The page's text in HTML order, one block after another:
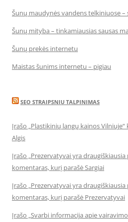
Šunų maudynės vandens telkiniuose
Šunų mityba – tinkamiausias sausas
Šunų prekės internetu
Maistas šunims internetu – pigiau
SEO STRAIPSNIU TALPINIMAS
Įrašo „Plastikinių langų kainos
Algis
Įrašo „Prezervatyvai yra
komentaras, kurį parašė Sargiai
Įrašo „Prezervatyvai yra
komentaras, kurį parašė Prezervatyvai
Įrašo „Svarbi informacija apie